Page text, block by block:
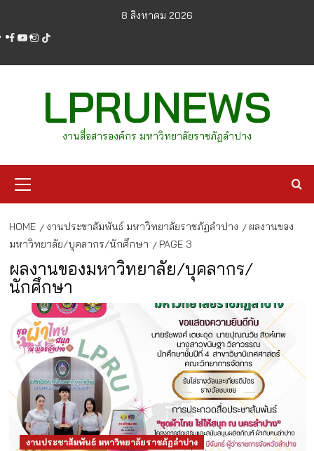
content
8 สิงหาคม 2026
facebook
youtube
instagram
tiktok
LPRUNEWS
งานสื่อสารองค์กร มหาวิทยาลัยราชภัฏลำปาง
Menu
HOME งานประชาสัมพันธ์ มหาวิทยาลัยราชภัฏลำปาง
ผลงานของ
มหาวิทยาลัย/บุคลากร/นักศึกษา
PAGE 3
ผลงานของมหาวิทยาลัย/บุคลากร/
นักศึกษา
งานประชาสัมพันธ์ มหาวิทยาลัยราชภัฏลำปาง